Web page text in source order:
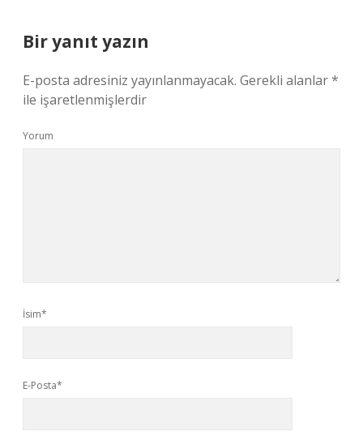
Bir yanıt yazın
E-posta adresiniz yayınlanmayacak. Gerekli alanlar*
ile işaretlenmişlerdir
Yorum
İsim*
E-Posta*